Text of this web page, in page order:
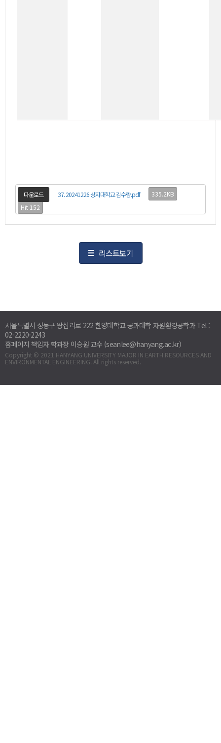
다운로드 37. 20241226 상지대학교 김수량.pdf
335.2KB
Hit 152
리스트보기
서울특별시 성동구 왕십리로 222 한양대학교 공과대학 자원환경공학과 Tel :
02-2220-2243
홈페이지 책임자 학과장 이승원 교수 (seanlee@hanyang.ac.kr)
Copyright © 2021 HANYANG UNIVERSITY MAJOR IN EARTH RESOURCES AND
ENVIRONMENTAL ENGINEERING. All rights reserved.